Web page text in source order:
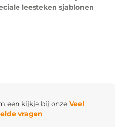
leesteken sjablonen
een kijkje bij onze Veel
vragen